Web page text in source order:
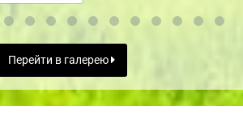
Перейти в галерею